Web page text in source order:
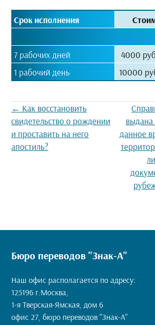
Срок исполнения
7 рабочих дней
4000
1 рабочий день
10000
Навигация
по
записям
выдана
данное
← Как восстановить
свидетельство о рождении
и проставить на него
апостиль?
Бюро переводов "Знак-А"
Наш офис располагается по адресу:
125196 г.Москва,
1-я Тверская-Ямская, дом 6
офис 27, бюро переводов "Знак-А"